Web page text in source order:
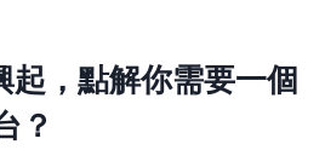
起，點解你需要一個
？